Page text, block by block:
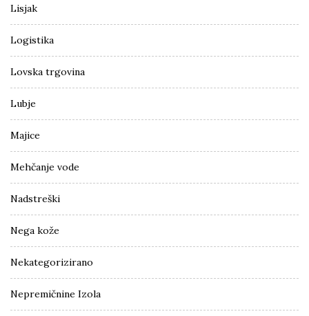
Lisjak
Logistika
Lovska trgovina
Lubje
Majice
Mehčanje vode
Nadstreški
Nega kože
Nekategorizirano
Nepremičnine Izola